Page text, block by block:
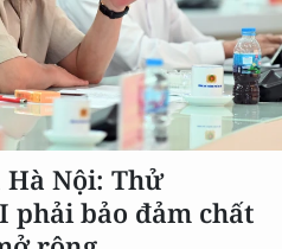
Hà Nội: Thử
phải bảo đảm chất